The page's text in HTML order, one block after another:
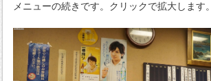
メニューの続きです。クリックで拡大します。